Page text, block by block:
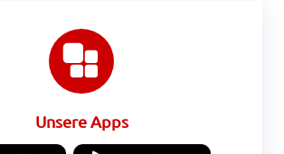
Unsere Apps